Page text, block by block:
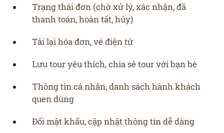
Trạng thái đơn (chờ xử lý, xác nhận, đã
thanh toán, hoàn tất, hủy)
Tải lại hóa đơn, vé điện tử
Lưu tour yêu thích, chia sẻ tour với bạn bè
Thông tin cá nhân, danh sách hành khách
quen dùng
Đổi mật khẩu, cập nhật thông tin dễ dàng